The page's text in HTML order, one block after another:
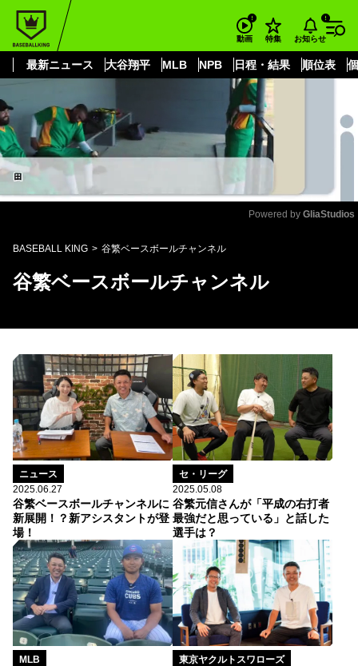
動画 特集 お知らせ
最新ニュース 大谷翔平 MLB NPB 日程・結果 順位表
もっと見る
Powered by GliaStudios
BASEBALL KING 谷繁ベースボールチャンネル
谷繁ベースボールチャンネル
ニュース
2025.06.27
谷繁ベースボールチャンネルに
新展開！？新アシスタントが登
場！
セ・リーグ
2025.05.08
谷繁元信さんが「平成の右打者
最強だと思っている」と話した
選手は？
MLB
東京ヤクルトスワローズ